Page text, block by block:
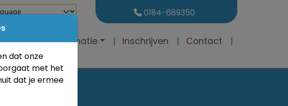
0184-689350
Praktische informatie Inschrijven Contact
dat onze
met het
dat je ermee